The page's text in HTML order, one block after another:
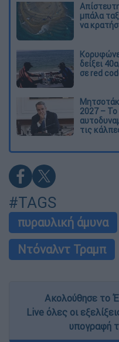
μπάλα
να
δείξει
σε red
2027 – Το
τις
#TAGS
πυραυλική άμυνα
Ντόναλντ Τραμπ
Ακολούθησε το
Live όλες οι
υπογραφή